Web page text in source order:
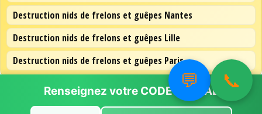
Destruction nids de frelons et guêpes Nantes
Destruction nids de frelons et guêpes Lille
Destruction nids de frelons et guêpes Paris
💬 📞
Renseignez votre CODE POSTAL